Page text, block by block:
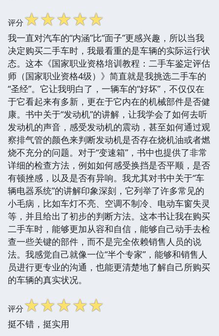
评分☆☆☆☆☆
我一直对汽车的“内涵”比“面子”更感兴趣，所以当我
决定购买二手车时，我最看重的是车辆的实际运行状
态。这本《国家职业资格培训教程：二手车鉴定评估
师（国家职业资格4级）》简直就是我挑选二手车的
“圣经”。它让我明白了，一辆车的“好坏”，不仅仅在
于它看起来有多新，更在于它内在的机械部件是否健
康。书中关于“发动机”的讲解，让我学会了如何去听
发动机的声音，感受发动机的震动，甚至如何通过观
察排气管的颜色来判断发动机是否存在烧机油或者燃
烧不充分的问题。对于“变速箱”，书中也提供了非常
详细的检查方法，例如如何感受换挡是否平顺，是否
有顿挫感，以及是否有异响。我尤其对书中关于“车
辆电器系统”的讲解印象深刻，它列举了许多常见的
小毛病，比如车灯不亮、空调不制冷、电动车窗失灵
等，并且给出了初步的判断方法。这本书让我在购买
二手车时，能够更加从容和自信，能够自己动手去检
查一些关键的部件，而不是完全依赖销售人员的说
法。我感觉自己就像一位“半个专家”，能够和销售人
员进行更专业的沟通，也能更清楚地了解自己所购买
的车辆的真实状况。
评分☆☆☆☆☆
挺不错，挺实用